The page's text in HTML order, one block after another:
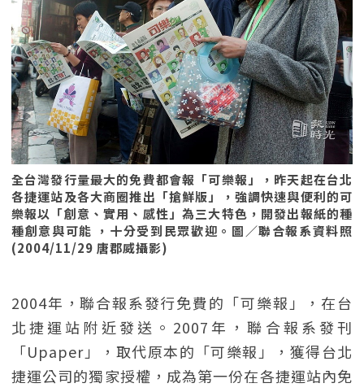
全台灣發行量最大的免費都會報「可樂報」，昨天起在台北
各捷運站及各大商圈推出「搶鮮版」，強調快速與便利的可
樂報以「創意、實用、感性」為三大特色，開發出報紙的種
種創意與可能 ，十分受到民眾歡迎。圖／聯合報系資料照
(2004/11/29 唐郡威攝影)
2004年，聯合報系發行免費的「可樂報」，在台
北捷運站附近發送。2007年，聯合報系發刊
「Upaper」，取代原本的「可樂報」，獲得台北
捷運公司的獨家授權，成為第一份在各捷運站內免